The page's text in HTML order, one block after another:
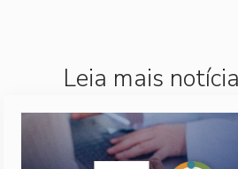
Leia mais